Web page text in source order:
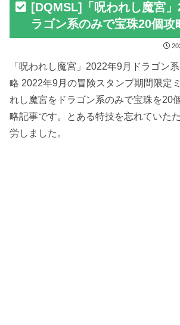
[DQMSL]「呪われし魔宮
ラゴン系のみで宝珠20個攻
「呪われし魔宮」2022年9月ドラゴン
略 2022年9月の冒険スタンプ期間限定
れし魔宮をドラゴン系のみで宝珠を20
略記事です。とある特技を忘れていた
労しました。